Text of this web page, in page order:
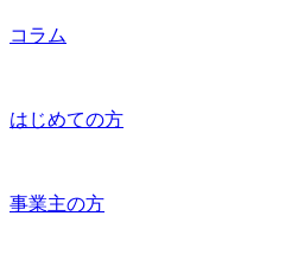
コラム
はじめての方
事業主の方